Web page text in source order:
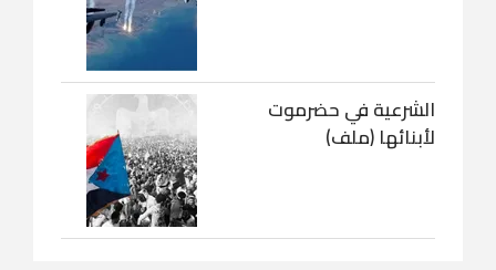
الشرعية في حضرموت
لأبنائها (ملف)